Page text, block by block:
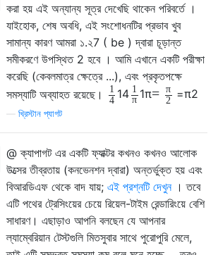
করা হয় এই অন্যান্য সূত্র দেখেছি থাকেন পরিবর্তে ।
যাইহোক, শেষ অবধি, এই সংশোধনটির প্রভাব খুব
সামান্য কারণ আমরা ১.২7 ( be ) দ্বারা চূড়ান্ত
সমীকরণে উপস্থিত 2 হবে । আমি এখানে একটি পরীক্ষা
করেছি (কেবলমাত্র ক্ষেত্রে ...), এবং প্রকৃতপক্ষে
সমস্যাটি অব্যাহত রয়েছে।
1
4 14 1
π 1π=
π
2
=π2
খ্রিস্টান প্যাগট
@ ক্যাপাগট এর একটি ফ্যাক্টর কখনও কখনও আলোক
উত্সের তীব্রতায় (কনভেনশন দ্বারা) অন্তর্ভুক্ত হয় এবং
বিআরডিএফ থেকে বাদ যায়; এই প্রশ্নটি দেখুন। তবে
এটি পথের ট্রেসিংয়ের চেয়ে রিয়েল-টাইম রেন্ডারিংয়ে বেশি
সাধারণ। এছাড়াও আপনি বলছেন যে আপনার
ল্যাম্বেরিয়ান টেস্টগুলি মিতসুবার সাথে পুরোপুরি মেলে,